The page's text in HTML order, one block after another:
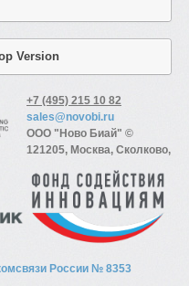
Version
+7 (495) 215 10 82
sales@novobi.ru
ООО "Ново Биай" ©
121205, Москва, Сколково,
России № 8353